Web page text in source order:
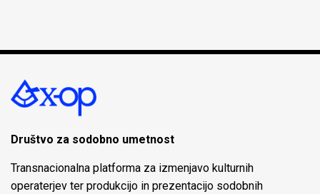
Društvo za sodobno umetnost
Transnacionalna platforma za izmenjavo kulturnih
operaterjev ter produkcijo in prezentacijo sodobnih